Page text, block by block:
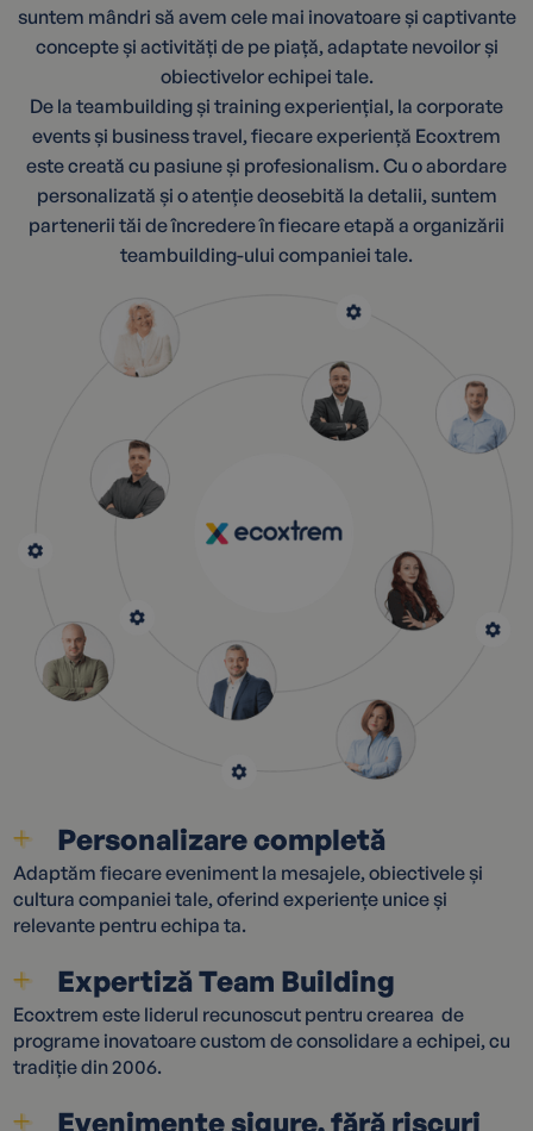
suntem mândri să avem cele mai inovatoare și captivante
concepte și activități de pe piață, adaptate nevoilor și
obiectivelor echipei tale.
De la teambuilding și training experiențial, la corporate
events și business travel, fiecare experiență Ecoxtrem
este creată cu pasiune și profesionalism. Cu o abordare
personalizată și o atenție deosebită la detalii, suntem
partenerii tăi de încredere în fiecare etapă a organizării
teambuilding-ului companiei tale.
Personalizare completă
Adaptăm fiecare eveniment la mesajele, obiectivele și
cultura companiei tale, oferind experiențe unice și
relevante pentru echipa ta.
Expertiză Team Building
Ecoxtrem este liderul recunoscut pentru crearea de
programe inovatoare custom de consolidare a echipei, cu
tradiție din 2006.
Evenimente sigure, fără riscuri